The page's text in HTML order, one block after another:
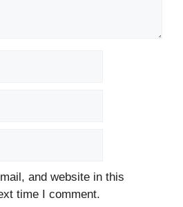
and website in this
time I comment.